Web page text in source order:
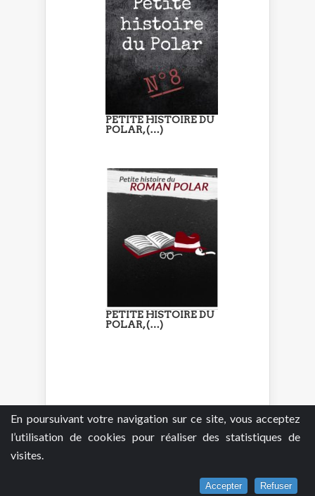
En poursuivant votre navigation sur ce site, vous acceptez
l’utilisation de cookies pour réaliser des statistiques de
visites.
Accepter Refuser
PETITE HISTOIRE DU
POLAR, (…)
PETITE HISTOIRE DU
POLAR, (…)
VOTRE
#AVISPOLAR
vous enregistrer au préalable. Merci